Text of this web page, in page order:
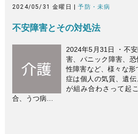
2024/05/31 金曜日 |予防・未病
不安障害とその対処法
2024年5月31日 ・不
害、パニック障害、
性障害など、様々な
症は個人の気質、遺
が組み合わさって起
合、うつ病…